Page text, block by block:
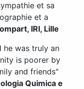
et sa
et a
IRI, Lille
he was truly an
is poorer by
and friends"
Quimica e